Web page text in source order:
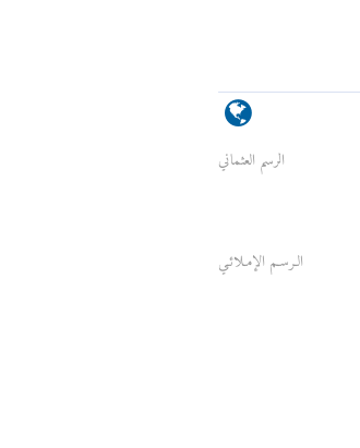
الرسم العثماني
الـرسـم الإمـلائـي